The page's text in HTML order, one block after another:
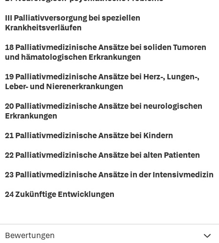
III Palliativversorgung bei speziellen
Krankheitsverläufen
18 Palliativmedizinische Ansätze bei soliden Tumoren
und hämatologischen Erkrankungen
19 Palliativmedizinische Ansätze bei Herz-, Lungen-,
Leber- und Nierenerkrankungen
20 Palliativmedizinische Ansätze bei neurologischen
Erkrankungen
21 Palliativmedizinische Ansätze bei Kindern
22 Palliativmedizinische Ansätze bei alten Patienten
23 Palliativmedizinische Ansätze in der Intensivmedizin
24 Zukünftige Entwicklungen
Bewertungen